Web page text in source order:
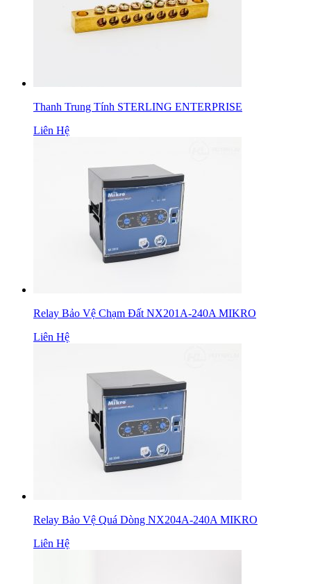
Thanh Trung Tính STERLING ENTERPRISE
Liên Hệ
Relay Bảo Vệ Chạm Đất NX201A-240A MIKRO
Liên Hệ
Relay Bảo Vệ Quá Dòng NX204A-240A MIKRO
Liên Hệ